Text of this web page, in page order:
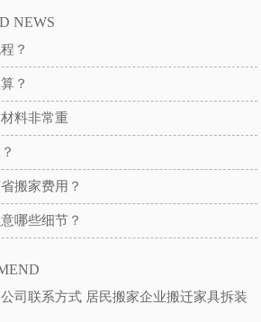
NEWS
？
？
料非常重
搬家费用？
哪些细节？
司联系方式 居民搬家企业搬迁家具拆装